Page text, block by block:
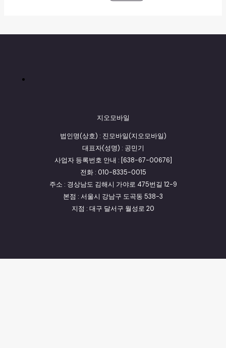
지오모바일
법인명(상호) : 진모바일(지오모바일)
대표자(성명) : 공민기
사업자 등록번호 안내 : [638-67-00676]
전화 : 010-8335-0015
주소 : 경상남도 김해시 가야로 475번길 12-9
본점 : 서울시 강남구 도곡동 538-3
지점 : 대구 달서구 월성로 20